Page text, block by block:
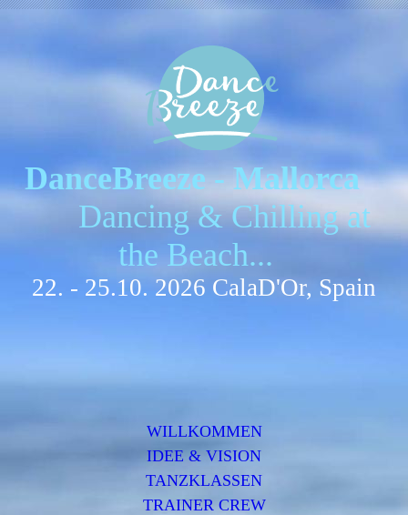
DanceBreeze - Mallorca
Dancing & Chilling at
the Beach...
22. - 25.10. 2026 CalaD'Or, Spain
WILLKOMMEN
IDEE & VISION
TANZKLASSEN
TRAINER CREW